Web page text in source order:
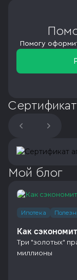
Помогу
Мой блог
Ипотека
Как
Три "золотых"
миллионы